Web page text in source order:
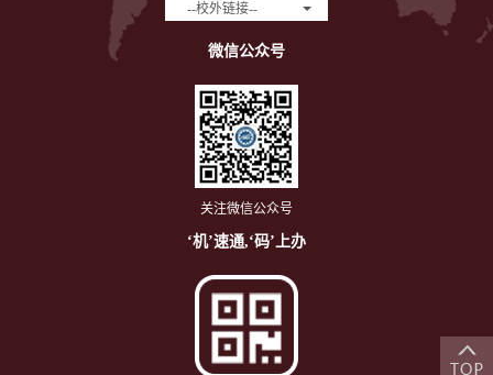
--校外链接--
微信公众号
关注微信公众号
‘机’速通,‘码’上办